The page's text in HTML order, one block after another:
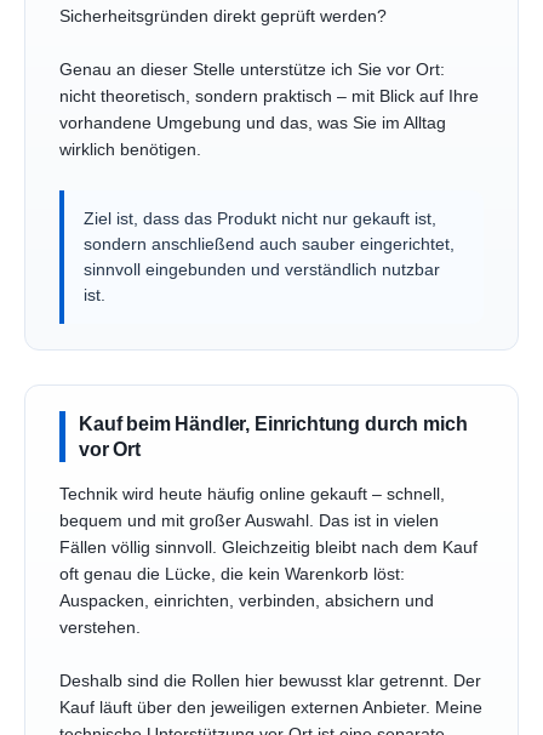
Sicherheitsgründen direkt geprüft werden?
Genau an dieser Stelle unterstütze ich Sie vor Ort:
nicht theoretisch, sondern praktisch – mit Blick auf Ihre
vorhandene Umgebung und das, was Sie im Alltag
wirklich benötigen.
Ziel ist, dass das Produkt nicht nur gekauft ist,
sondern anschließend auch sauber eingerichtet,
sinnvoll eingebunden und verständlich nutzbar
ist.
Kauf beim Händler, Einrichtung durch mich
vor Ort
Technik wird heute häufig online gekauft – schnell,
bequem und mit großer Auswahl. Das ist in vielen
Fällen völlig sinnvoll. Gleichzeitig bleibt nach dem Kauf
oft genau die Lücke, die kein Warenkorb löst:
Auspacken, einrichten, verbinden, absichern und
verstehen.
Deshalb sind die Rollen hier bewusst klar getrennt. Der
Kauf läuft über den jeweiligen externen Anbieter. Meine